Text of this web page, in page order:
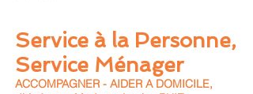
Service à la Personne,
Service Ménager
ACCOMPAGNER - AIDER A DOMICILE,